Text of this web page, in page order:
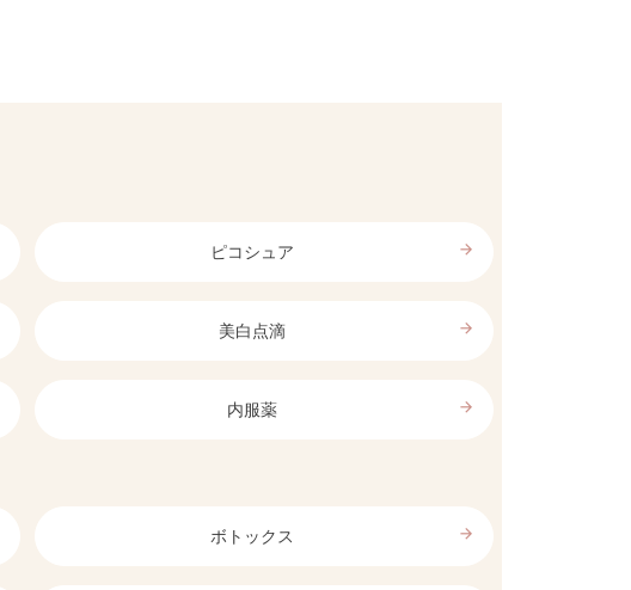
ピコシュア arrow_forward
美白点滴 arrow_forward
内服薬 arrow_forward
ボトックス arrow_forward